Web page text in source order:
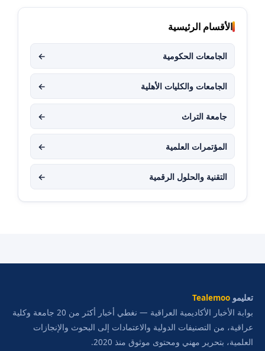
الأقسام الرئيسية
الجامعات الحكومية ←
الجامعات والكليات الأهلية ←
جامعة التراث ←
المؤتمرات العلمية ←
التقنية والحلول الرقمية ←
تعليمو Tealemoo
بوابة الأخبار الأكاديمية العراقية — نغطي أخبار أكثر من 20 جامعة وكلية
عراقية، من التصنيفات الدولية والاعتمادات إلى البحوث والإنجازات
العلمية، بتحرير مهني ومحتوى موثوق منذ 2020.